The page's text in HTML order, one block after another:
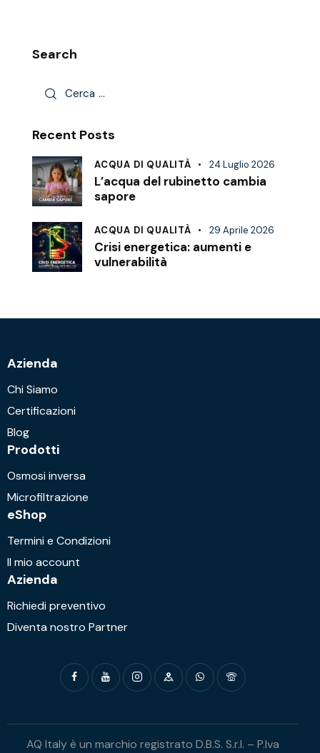
Search
Recent Posts
ACQUA DI QUALITÀ 24 Luglio 2026
L’acqua del rubinetto cambia
sapore
ACQUA DI QUALITÀ 29 Aprile 2026
Crisi energetica: aumenti e
vulnerabilità
Azienda
Chi Siamo
Certificazioni
Blog
Prodotti
Osmosi inversa
Microfiltrazione
eShop
Termini e Condizioni
Il mio account
Azienda
Richiedi preventivo
Diventa nostro Partner
AQ Italy è un marchio registrato D.B.S. S.r.l. – P.Iva